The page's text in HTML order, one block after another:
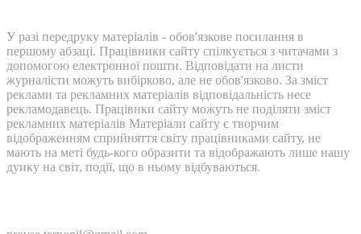
У разі передруку матеріалів - обов'язкове посилання в
першому абзаці. Працівники сайту спілкується з читачами з
допомогою електронної пошти. Відповідати на листи
журналісти можуть вибірково, але не обов'язково. За зміст
реклами та рекламних матеріалів відповідальність несе
рекламодавець. Працівнки сайту можуть не поділяти зміст
рекламних матеріалів Матеріали сайту є творчим
відображенням сприйняття світу працівниками сайту, не
мають на меті будь-кого образити та відображають лише нашу
дуику на світ, події, що в ньому відбуваються.